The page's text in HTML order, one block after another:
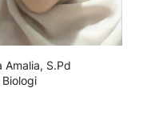
Amalia, S.Pd
Biologi